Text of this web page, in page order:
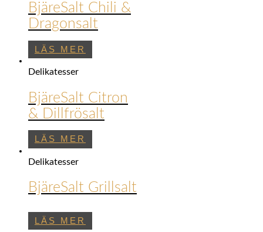
BjäreSalt Chili &
Dragonsalt
LÄS MER
Delikatesser
BjäreSalt Citron
& Dillfrösalt
LÄS MER
Delikatesser
BjäreSalt Grillsalt
LÄS MER